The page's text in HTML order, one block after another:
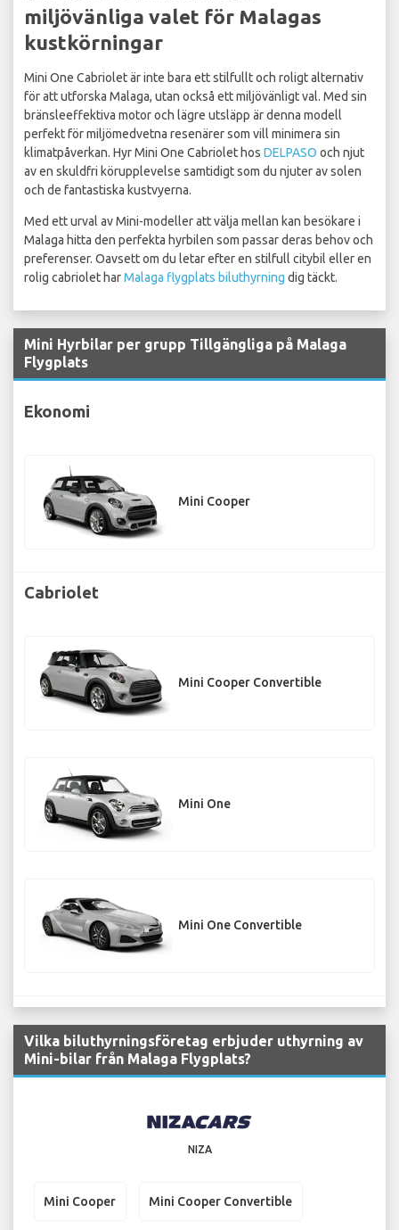
miljövänliga valet för Malagas
kustkörningar
Mini One Cabriolet är inte bara ett stilfullt och roligt alternativ
för att utforska Malaga, utan också ett miljövänligt val. Med sin
bränsleeffektiva motor och lägre utsläpp är denna modell
perfekt för miljömedvetna resenärer som vill minimera sin
klimatpåverkan. Hyr Mini One Cabriolet hos DELPASO och njut
av en skuldfri körupplevelse samtidigt som du njuter av solen
och de fantastiska kustvyerna.
Med ett urval av Mini-modeller att välja mellan kan besökare i
Malaga hitta den perfekta hyrbilen som passar deras behov och
preferenser. Oavsett om du letar efter en stilfull citybil eller en
rolig cabriolet harMalaga flygplats biluthyrning dig täckt.
Mini Hyrbilar per grupp Tillgängliga på Malaga
Flygplats
Ekonomi
Mini Cooper
Cabriolet
Mini Cooper Convertible
Mini One
Mini One Convertible
Vilka biluthyrningsföretag erbjuder uthyrning av
Mini-bilar från Malaga Flygplats?
NIZA
Mini Cooper Mini Cooper Convertible